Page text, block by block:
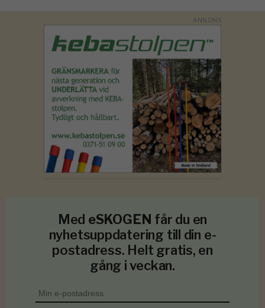
Med eSKOGEN får du en
nyhetsuppdatering till din e-
postadress. Helt gratis, en
gång i veckan.